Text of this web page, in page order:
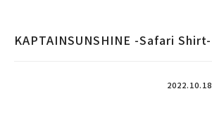
KAPTAINSUNSHINE -Safari Shirt-
2022.10.18